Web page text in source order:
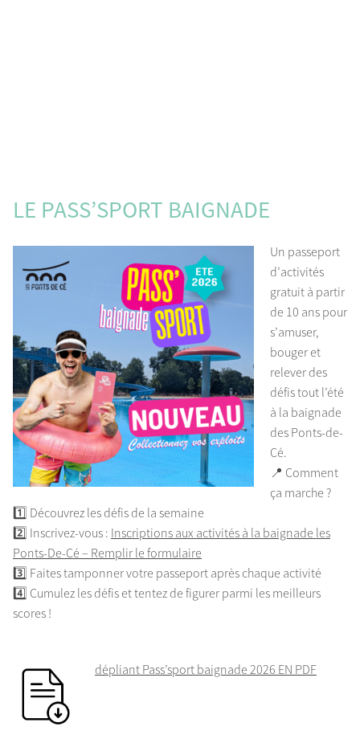
LE PASS’SPORT BAIGNADE
Un passeport
d’activités
gratuit à partir
de 10 ans pour
s’amuser,
bouger et
relever des
défis tout l’été
à la baignade
des Ponts-de-
Cé.
📍 Comment
ça marche ?
1️⃣ Découvrez les défis de la semaine
2️⃣ Inscrivez-vous : Inscriptions aux activités à la baignade les
Ponts-De-Cé – Remplir le formulaire
3️⃣ Faites tamponner votre passeport après chaque activité
4️⃣ Cumulez les défis et tentez de figurer parmi les meilleurs
scores !
dépliant Pass’sport baignade 2026 EN PDF